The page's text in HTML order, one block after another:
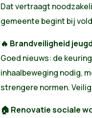
Dat vertraagt
gemeente begint bij
🔥 Brandveiligheid
Goed nieuws: de
inhaalbeweging nodig,
strengere normen.
🏠 Renovatie sociale